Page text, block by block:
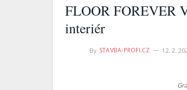
FLOOR FOREVER
interiér
By STAVBA-PROFI.CZ 12. 2.